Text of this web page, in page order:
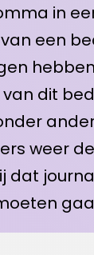
in
een
dit
weer
dat